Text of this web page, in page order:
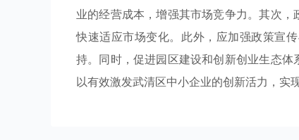
业的经营成本，增强其市场竞争力。其次
快速适应市场变化。此外，应加强政策宣
持。同时，促进园区建设和创新创业生态
以有效激发武清区中小企业的创新活力，实